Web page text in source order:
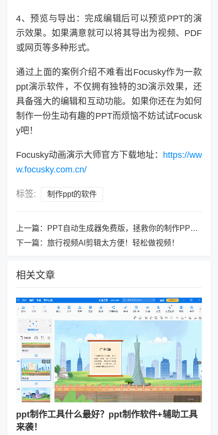
4、预览与导出：完成编辑后可以预览PPT的演
示效果。如果满意就可以将其导出为视频、PDF
或网页等多种形式。
通过上面的案例介绍不难看出Focusky作为一款
ppt演示软件，不仅拥有独特的3D演示效果，还
具备强大的编辑和互动功能。如果你还在为如何
制作一份生动有趣的PPT而烦恼不妨试试Focusk
y吧！
Focusky动画演示大师官方下载地址： https://ww
w.focusky.com.cn/
标签: 制作ppt的软件
上一篇：
PPT自动生成器免费版，拯救你的制作PPT时间！
下一篇： 旅行视频AI剪辑太方便！轻松做视频！
相关文章
ppt制作工具什么最好？ppt制作软件+辅助工具
来袭！